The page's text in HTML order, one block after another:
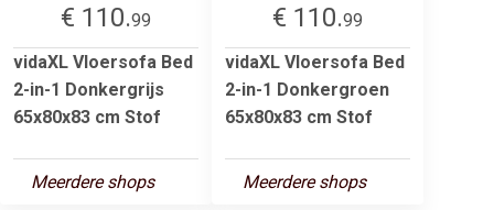
€ 110.99
vidaXL Vloersofa Bed
2-in-1 Donkergrijs
65x80x83 cm Stof
Meerdere shops
€ 110.99
vidaXL Vloersofa Bed
2-in-1 Donkergroen
65x80x83 cm Stof
Meerdere shops